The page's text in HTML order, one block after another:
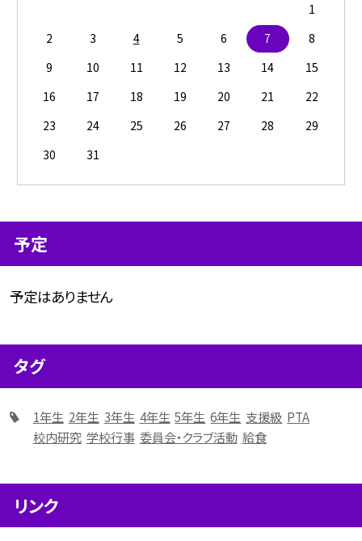
1
2
3 4 5 6 7
8
9
10 11 12 13 14
15
16
17 18 19 20 21
22
23
24 25 26 27 28
29
30
31
予定
予定はありません
タグ
1年生 2年生 3年生 4年生 5年生 6年生 支援級 PTA
校内研究 学校行事 委員会・クラブ活動 給食
リンク